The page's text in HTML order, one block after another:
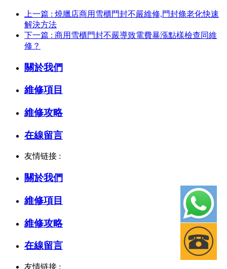
上一篇 : 燒臘店商用雪櫃門封不嚴維修,門封條老化快速
解決方法
下一篇 : 商用雪櫃門封不嚴導致電費暴漲點樣檢查同維
修？
關於我們
維修項目
維修攻略
在線留言
友情链接 :
關於我們
維修項目
維修攻略
在線留言
友情链接 :